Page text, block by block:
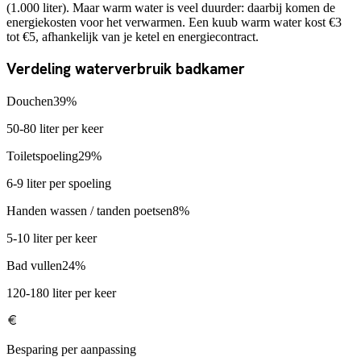
(1.000 liter). Maar warm water is veel duurder: daarbij komen de
energiekosten voor het verwarmen. Een kuub warm water kost €3
tot €5, afhankelijk van je ketel en energiecontract.
Verdeling waterverbruik badkamer
Douchen39%
50-80 liter per keer
Toiletspoeling29%
6-9 liter per spoeling
Handen wassen / tanden poetsen8%
5-10 liter per keer
Bad vullen24%
120-180 liter per keer
Besparing per aanpassing